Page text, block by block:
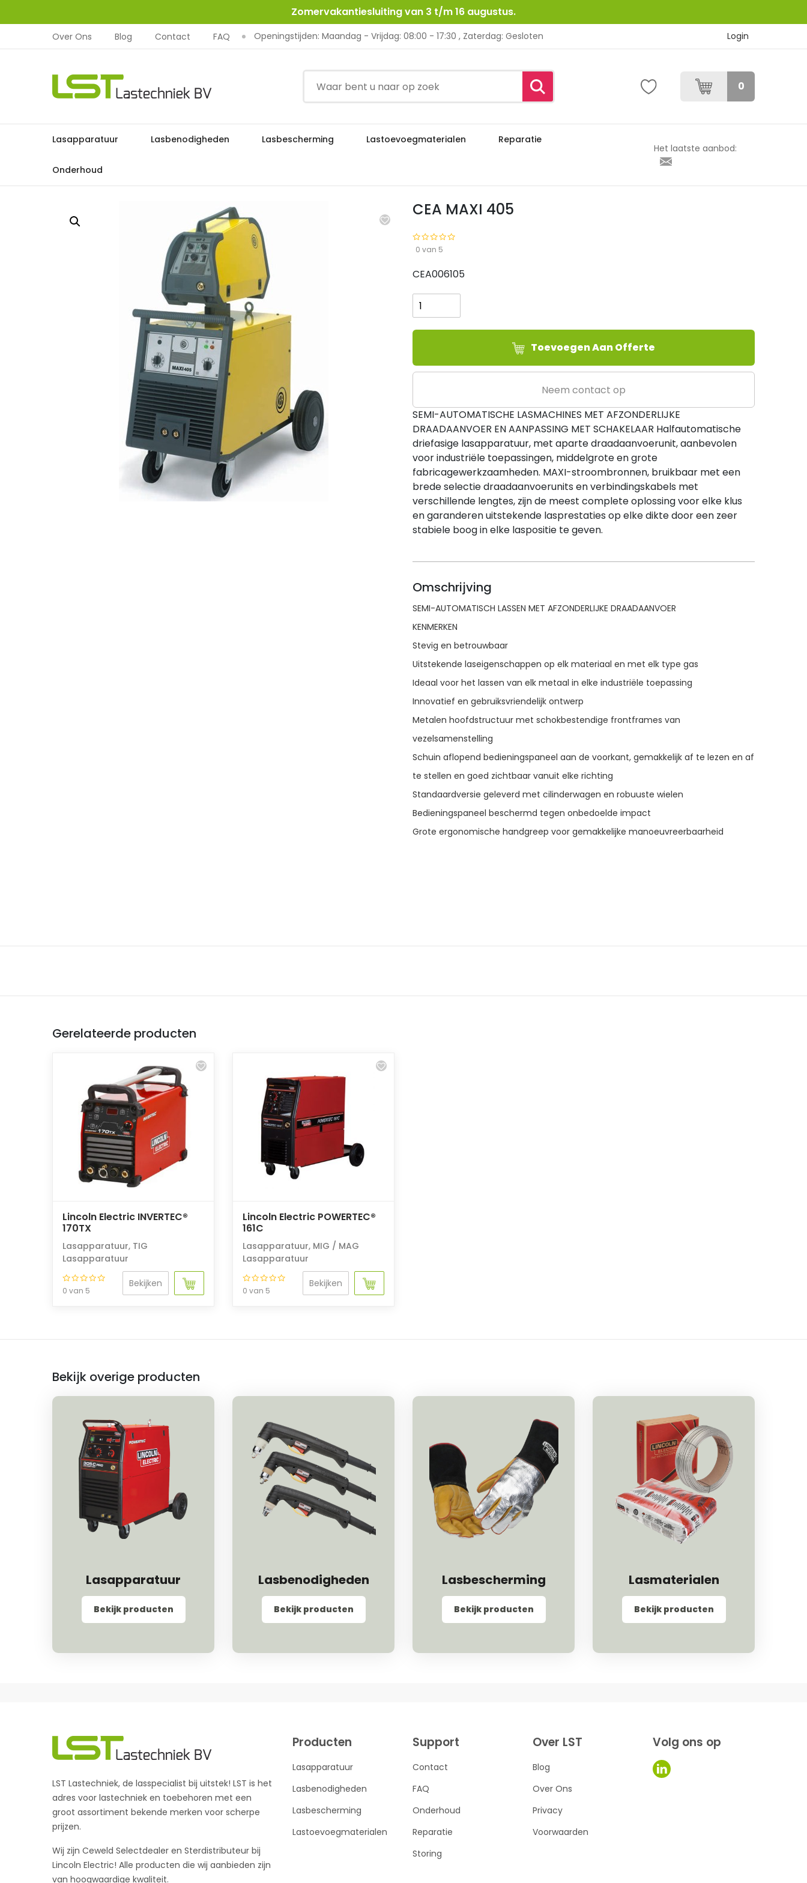
Zomervakantiesluiting van 3 t/m 16 augustus.
Over Ons Blog Contact FAQ Openingstijden: Maandag - Vrijdag: 08:00 - 17:30 , Zaterdag: Gesloten Login
0
Lasapparatuur Lasbenodigheden Lasbescherming Lastoevoegmaterialen Reparatie
Onderhoud
Het laatste aanbod:
Home Lasapparatuur MIG / MAG Lasapparatuur CEA MAXI 405
CEA MAXI 405
0 van 5
CEA006105
MAXI
405
aantal
Toevoegen Aan Offerte
Neem contact op
SEMI-AUTOMATISCHE LASMACHINES MET AFZONDERLIJKE
DRAADAANVOER EN AANPASSING MET SCHAKELAAR Halfautomatische
driefasige lasapparatuur, met aparte draadaanvoerunit, aanbevolen
voor industriële toepassingen, middelgrote en grote
fabricagewerkzaamheden. MAXI-stroombronnen, bruikbaar met een
brede selectie draadaanvoerunits en verbindingskabels met
verschillende lengtes, zijn de meest complete oplossing voor elke klus
en garanderen uitstekende lasprestaties op elke dikte door een zeer
stabiele boog in elke laspositie te geven.
Omschrijving
SEMI-AUTOMATISCH LASSEN MET AFZONDERLIJKE DRAADAANVOER
KENMERKEN
Stevig en betrouwbaar
Uitstekende laseigenschappen op elk materiaal en met elk type gas
Ideaal voor het lassen van elk metaal in elke industriële toepassing
Innovatief en gebruiksvriendelijk ontwerp
Metalen hoofdstructuur met schokbestendige frontframes van
vezelsamenstelling
Schuin aflopend bedieningspaneel aan de voorkant, gemakkelijk af te lezen en af
​​te stellen en goed zichtbaar vanuit elke richting
Standaardversie geleverd met cilinderwagen en robuuste wielen
Bedieningspaneel beschermd tegen onbedoelde impact
Grote ergonomische handgreep voor gemakkelijke manoeuvreerbaarheid
Gerelateerde producten
Lincoln Electric INVERTEC®
170TX
Lasapparatuur, TIG
Lasapparatuur
0 van 5
Bekijken
Lincoln Electric POWERTEC®
161C
Lasapparatuur, MIG / MAG
Lasapparatuur
0 van 5
Bekijken
Bekijk overige producten
Lasapparatuur
Bekijk producten
Lasbenodigheden
Bekijk producten
Lasbescherming
Bekijk producten
Lasmaterialen
Bekijk producten
LST Lastechniek, de lasspecialist bij uitstek! LST is het
adres voor lastechniek en toebehoren met een
groot assortiment bekende merken voor scherpe
prijzen.
Wij zijn Ceweld Selectdealer en Sterdistributeur bij
Lincoln Electric! Alle producten die wij aanbieden zijn
van hoogwaardige kwaliteit.
Producten
Lasapparatuur
Lasbenodigheden
Lasbescherming
Lastoevoegmaterialen
Support
Contact
FAQ
Onderhoud
Reparatie
Storing
Over LST
Blog
Over Ons
Privacy
Voorwaarden
Volg ons op